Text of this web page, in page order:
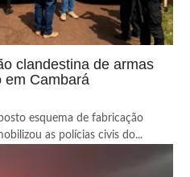
clandestina de armas
em Cambará
esquema de fabricação
as polícias civis do...